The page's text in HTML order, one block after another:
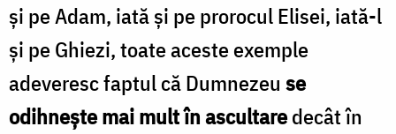
și pe Adam, iată și pe prorocul Elisei, iată-l
și pe Ghiezi, toate aceste exemple
adeveresc faptul că Dumnezeu se
odihnește mai mult în ascultaredecât în